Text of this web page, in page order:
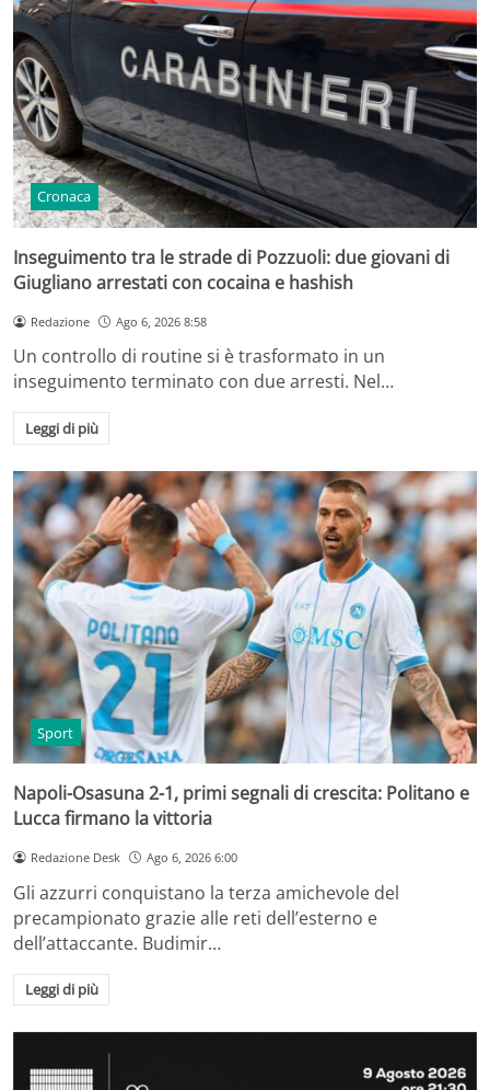
Cronaca
Inseguimento tra le strade di Pozzuoli: due giovani di
Giugliano arrestati con cocaina e hashish
Redazione Ago 6, 2026 8:58
Un controllo di routine si è trasformato in un
inseguimento terminato con due arresti. Nel…
Leggi di più
Sport
Napoli-Osasuna 2-1, primi segnali di crescita: Politano e
Lucca firmano la vittoria
Redazione Desk Ago 6, 2026 6:00
Gli azzurri conquistano la terza amichevole del
precampionato grazie alle reti dell’esterno e
dell’attaccante. Budimir…
Leggi di più